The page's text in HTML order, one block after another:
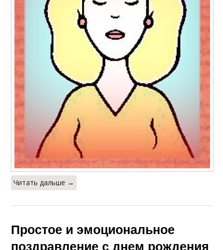
Читать дальше →
Простое и эмоциональное
поздравление с днем рождения